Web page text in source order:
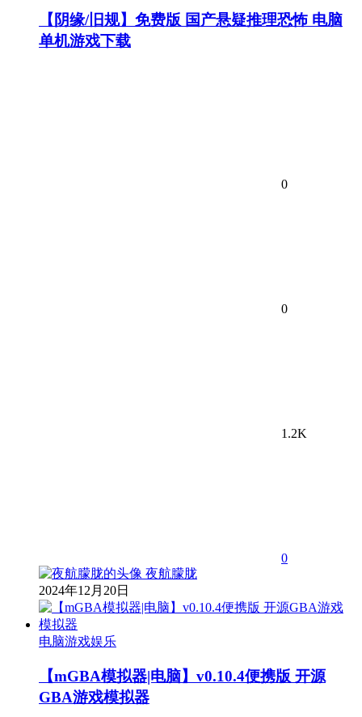
【阴缘/旧规】免费版 国产悬疑推理恐怖 电脑
单机游戏下载
0
0
1.2K
0
夜航朦胧
2024年12月20日
电脑游戏娱乐
【mGBA模拟器|电脑】v0.10.4便携版 开源
GBA游戏模拟器